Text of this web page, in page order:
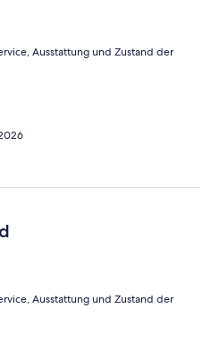
Ausstattung und Zustand der
Ausstattung und Zustand der